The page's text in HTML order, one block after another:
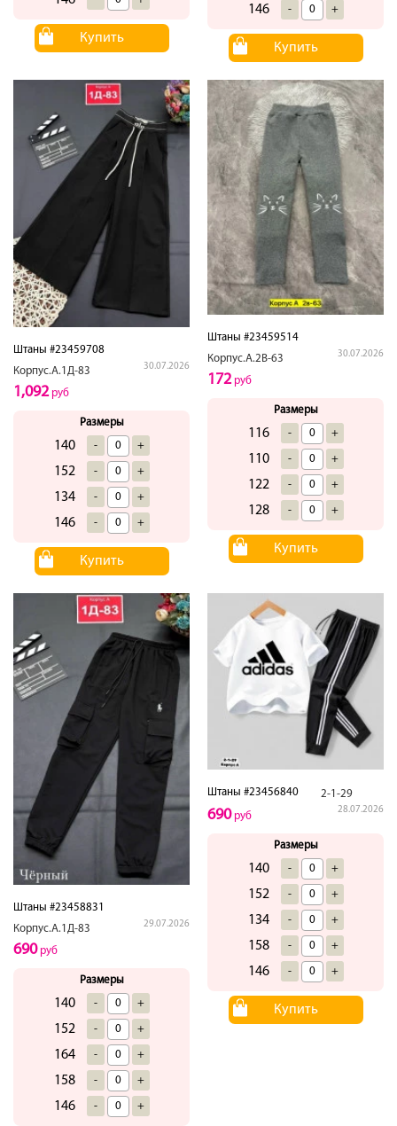
Купить
146 - +
Купить
Штаны #23459708
Корпус.А.1Д-83
30.07.2026
1,092руб
Размеры
140 - +
152 - +
134 - +
146 - +
Купить
Штаны #23459514
Корпус.А.2В-63
30.07.2026
172руб
Размеры
116 - +
110 - +
122 - +
128 - +
Купить
Штаны #23458831
Корпус.А.1Д-83
29.07.2026
690руб
Размеры
140 - +
152 - +
164 - +
158 - +
146 - +
Штаны #23456840 2-1-29
28.07.2026
690руб
Размеры
140 - +
152 - +
134 - +
158 - +
146 - +
Купить